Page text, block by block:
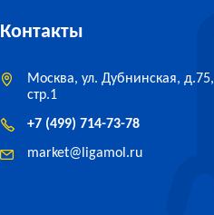
Контакты
Москва, ул. Дубнинская, д.75,
стр.1
+7 (499) 714-73-78
market@ ligamol.ru